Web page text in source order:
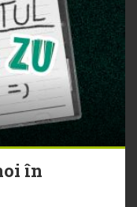
în